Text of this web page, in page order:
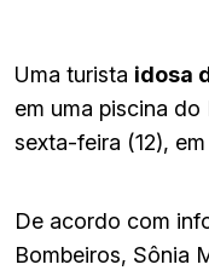
Uma turista idosa
em uma piscina
sexta-feira (12), em
De acordo com
Bombeiros, Sônia